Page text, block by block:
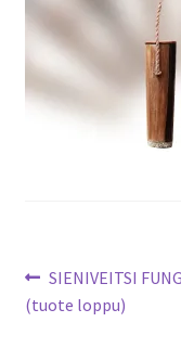
Artikkelien
selaus
Edellinen
artikkeli
SIENIVEITSI
(tuote loppu)